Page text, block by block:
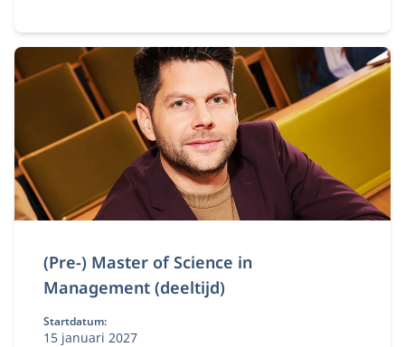
(Pre-) Master of Science in
Management (deeltijd)
Startdatum:
15 januari 2027